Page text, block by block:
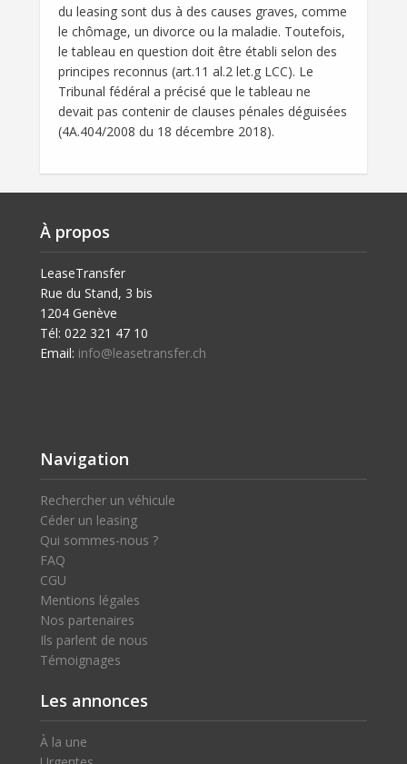
du leasing sont dus à des causes graves, comme
le chômage, un divorce ou la maladie. Toutefois,
le tableau en question doit être établi selon des
principes reconnus (art.11 al.2 let.g LCC). Le
Tribunal fédéral a précisé que le tableau ne
devait pas contenir de clauses pénales déguisées
(4A.404/2008 du 18 décembre 2018).
À propos
LeaseTransfer
Rue du Stand, 3 bis
1204 Genève
Tél: 022 321 47 10
Email: info@leasetransfer.ch
Navigation
Rechercher un véhicule
Céder un leasing
Qui sommes-nous ?
FAQ
CGU
Mentions légales
Nos partenaires
Ils parlent de nous
Témoignages
Les annonces
À la une